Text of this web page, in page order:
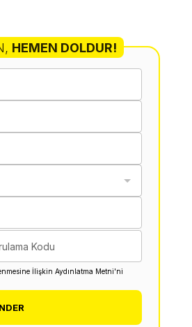
, HEMEN DOLDUR!
Kodu
İlişkin Aydınlatma Metni'ni